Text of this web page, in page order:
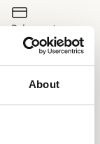
About
Paiement en
3 fois dès 100
euros